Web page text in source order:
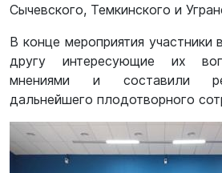
Сычевского, Темкинского и
В конце мероприятия участники
другу интересующие их
мнениями и составили
дальнейшего плодотворного